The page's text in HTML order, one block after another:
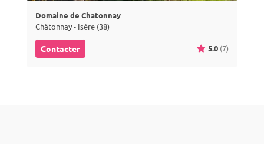
Domaine de Chatonnay
Châtonnay - Isère (38)
Contacter 5.0 (7)